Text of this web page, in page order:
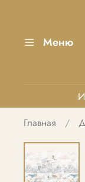
Меню
Главная